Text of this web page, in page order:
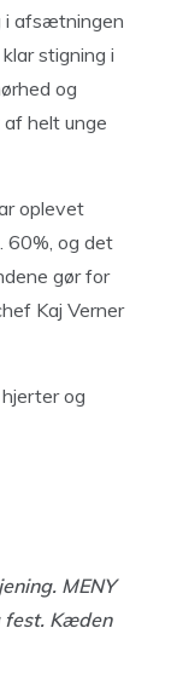
i afsætningen
stigning i
og
helt unge
oplevet
60%, og det
gør for
Kaj Verner
og
MENY
fest. Kæden